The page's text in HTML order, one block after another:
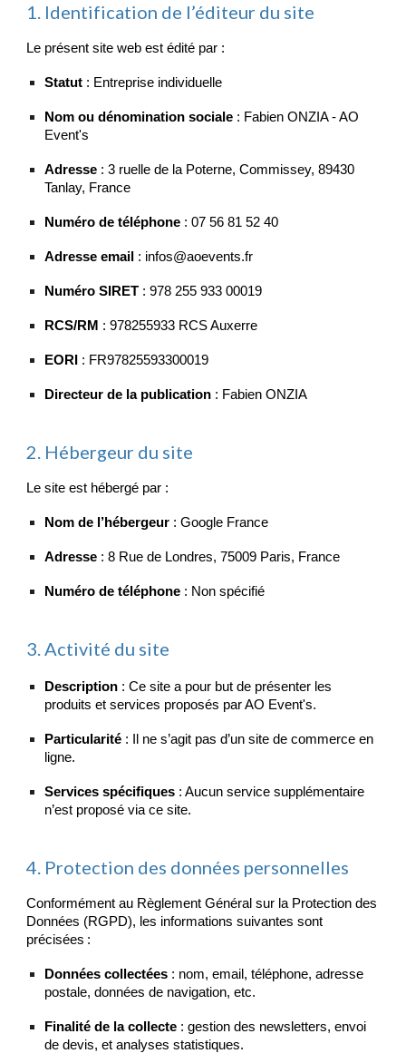
1. Identification de l’éditeur du site
Le présent site web est édité par :
Statut : Entreprise individuelle
Nom ou dénomination sociale : Fabien ONZIA - AO
Event's
Adresse : 3 ruelle de la Poterne, Commissey, 89430
Tanlay, France
Numéro de téléphone : 07 56 81 52 40
Adresse email : infos@aoevents.fr
Numéro SIRET : 978 255 933 00019
RCS/RM : 978255933 RCS Auxerre
EORI : FR97825593300019
Directeur de la publication : Fabien ONZIA
2. Hébergeur du site
Le site est hébergé par :
Nom de l’hébergeur : Google France
Adresse : 8 Rue de Londres, 75009 Paris, France
Numéro de téléphone : Non spécifié
3. Activité du site
Description : Ce site a pour but de présenter les
produits et services proposés par AO Event's.
Particularité : Il ne s’agit pas d’un site de commerce en
ligne.
Services spécifiques : Aucun service supplémentaire
n’est proposé via ce site.
4. Protection des données personnelles
Conformément au Règlement Général sur la Protection des
Données (RGPD), les informations suivantes sont
précisées :
Données collectées : nom, email, téléphone, adresse
postale, données de navigation, etc.
Finalité de la collecte : gestion des newsletters, envoi
de devis, et analyses statistiques.